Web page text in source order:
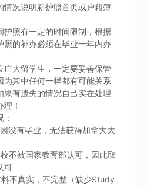
情况说明新护照首页或户籍簿
照有一定的时间限制，根据
照的补办必须在毕业一年内办
大留学生，一定要妥善保管
为其中任何一样都有可能关系
果有遗失的情况自己实在处理
！
没有毕业，无法获得加拿大大
不被国家教育部认可，因此取
可
不真实，不完整（缺少Study